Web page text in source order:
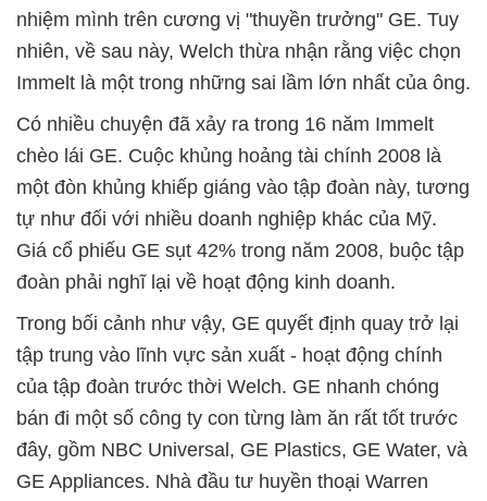
nhiệm mình trên cương vị "thuyền trưởng" GE. Tuy
nhiên, về sau này, Welch thừa nhận rằng việc chọn
Immelt là một trong những sai lầm lớn nhất của ông.
Có nhiều chuyện đã xảy ra trong 16 năm Immelt
chèo lái GE. Cuộc khủng hoảng tài chính 2008 là
một đòn khủng khiếp giáng vào tập đoàn này, tương
tự như đối với nhiều doanh nghiệp khác của Mỹ.
Giá cổ phiếu GE sụt 42% trong năm 2008, buộc tập
đoàn phải nghĩ lại về hoạt động kinh doanh.
Trong bối cảnh như vậy, GE quyết định quay trở lại
tập trung vào lĩnh vực sản xuất - hoạt động chính
của tập đoàn trước thời Welch. GE nhanh chóng
bán đi một số công ty con từng làm ăn rất tốt trước
đây, gồm NBC Universal, GE Plastics, GE Water, và
GE Appliances. Nhà đầu tư huyền thoại Warren